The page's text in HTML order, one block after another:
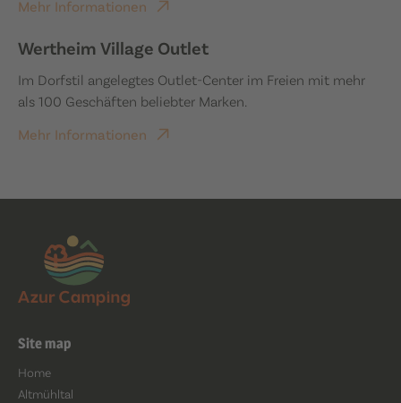
Mehr Informationen
Wertheim Village Outlet
Im Dorfstil angelegtes Outlet-Center im Freien mit mehr
als 100 Geschäften beliebter Marken.
Mehr Informationen
Site map
Home
Altmühltal